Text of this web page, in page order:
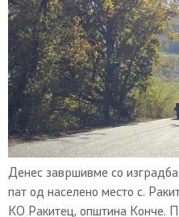
Денес завршивме со
пат од населено место с.
КО Ракитец, општина Конче.